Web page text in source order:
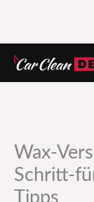
Zum
Inhalt
Wax-
Schritt-
Tipps